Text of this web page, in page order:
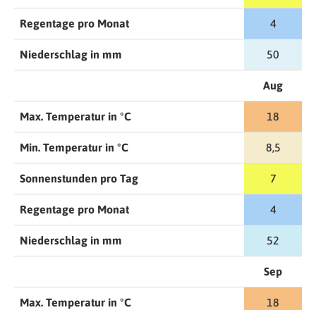
Regentage pro Monat 4
Niederschlag in mm 50
Aug
Max. Temperatur in °C 18
Min. Temperatur in °C 8,5
Sonnenstunden pro Tag 7
Regentage pro Monat 4
Niederschlag in mm 52
Sep
Max. Temperatur in °C 18